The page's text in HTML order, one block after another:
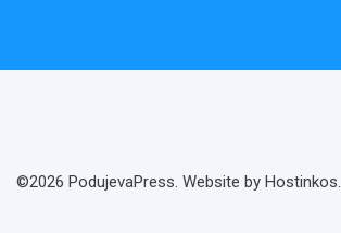
©2026 PodujevaPress. Website by Hostinkos.